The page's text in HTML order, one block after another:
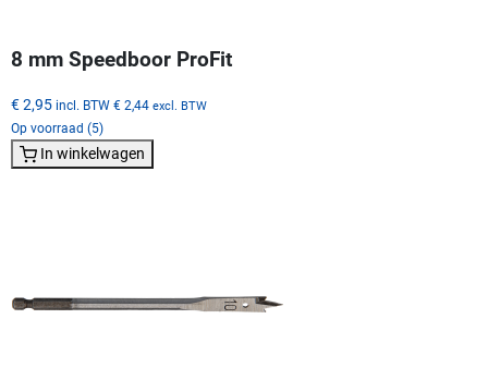
8 mm Speedboor ProFit
€ 2,95 incl. BTW € 2,44 excl. BTW
Op voorraad (5)
In winkelwagen